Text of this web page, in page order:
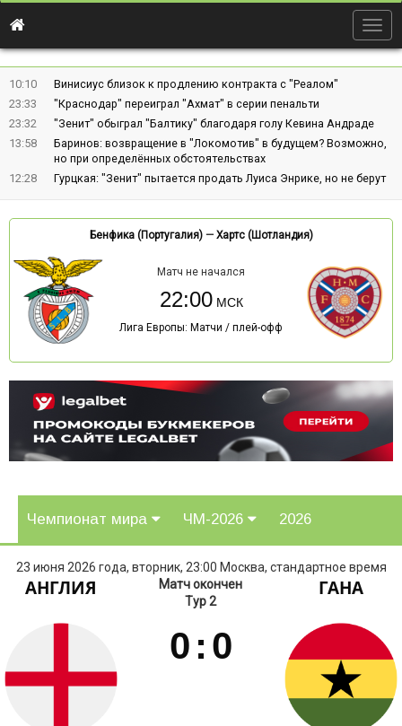
10:10
Винисиус близок к продлению контракта с "Реалом"
23:33
"Краснодар" переиграл "Ахмат" в серии пенальти
23:32
"Зенит" обыграл "Балтику" благодаря голу Кевина Андраде
13:58
Баринов: возвращение в "Локомотив" в будущем? Возможно,
но при определённых обстоятельствах
12:28
Гурцкая: "Зенит" пытается продать Луиса Энрике, но не берут
Бенфика (Португалия)— Хартс (Шотландия)
Матч не начался
22:00
Лига Европы: Матчи / плей-офф
Чемпионат мира ЧМ-2026 2026
23 июня 2026 года, вторник, 23:00 Москва, стандартное время
АНГЛИЯ
Матч окончен
Тур 2
0 : 0
ГАНА